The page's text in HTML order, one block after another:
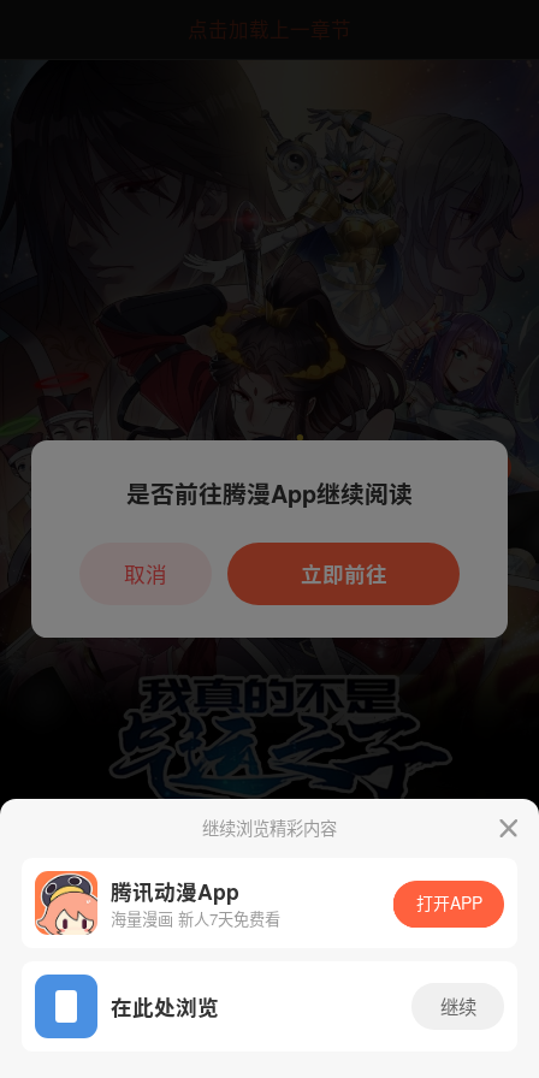
点击加载上一章节
App免费看
下一话 腾漫App免费看
继续浏览精彩内容
腾讯动漫App
海量漫画 新人7天免费看
打开APP
在此处浏览 继续
本章节仅支持App阅读，可打开App新用
户7天免费看
是否前往腾漫App继续阅读
立即前往
取消